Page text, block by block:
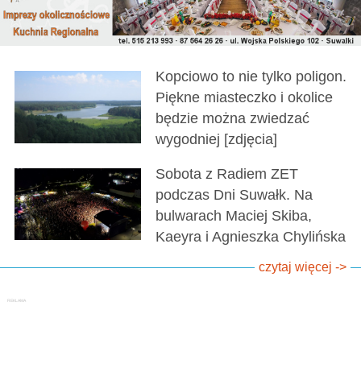
Kopciowo to nie tylko poligon.
Piękne miasteczko i okolice
będzie można zwiedzać
wygodniej [zdjęcia]
Sobota z Radiem ZET
podczas Dni Suwałk. Na
bulwarach Maciej Skiba,
Kaeyra i Agnieszka Chylińska
czytaj więcej ->